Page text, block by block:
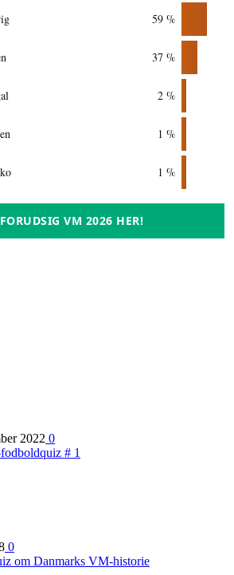
59 %
37 %
2 %
1 %
1 %
FORUDSIG VM 2026 HER!
2022 0
# 1
0
om Danmarks VM-historie